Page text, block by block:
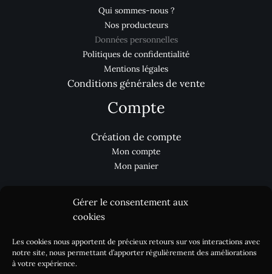
Gérer le consentement aux
cookies
Les cookies nous apportent de précieux retours sur vos interactions avec
notre site, nous permettant d’apporter régulièrement des améliorations
à votre expérience.
Qui sommes-nous ?
Nos producteurs
Données personnelles
Politiques de confidentialité
Mentions légales
Conditions générales de vente
Compte
Création de compte
Mon compte
Mon panier
Nous contacter
Processus de commande